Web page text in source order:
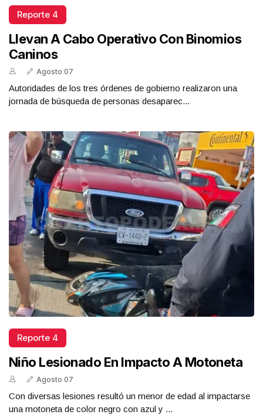
Reporte 4
Llevan A Cabo Operativo Con Binomios
Caninos
Agosto 07
Autoridades de los tres órdenes de gobierno realizaron una
jornada de búsqueda de personas desaparec...
Reporte 4
Niño Lesionado En Impacto A Motoneta
Agosto 07
Con diversas lesiones resultó un menor de edad al impactarse
una motoneta de color negro con azul y ...